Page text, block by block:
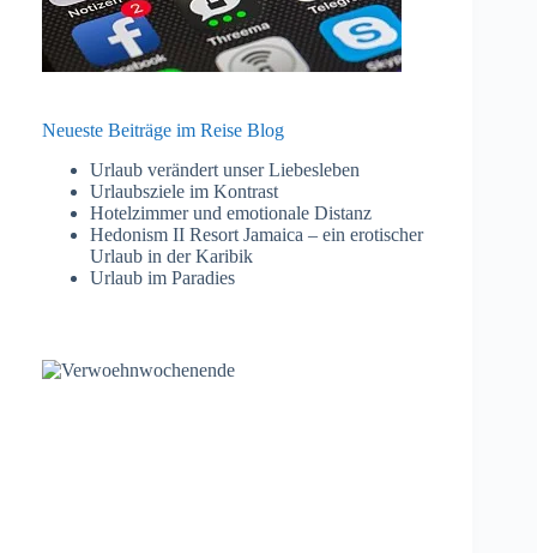
Neueste Beiträge im Reise Blog
Urlaub verändert unser Liebesleben
Urlaubsziele im Kontrast
Hotelzimmer und emotionale Distanz
Hedonism II Resort Jamaica – ein erotischer
Urlaub in der Karibik
Urlaub im Paradies